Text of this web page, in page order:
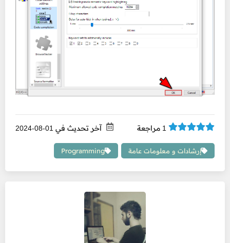
1 مراجعة آخر تحديث في 01-08-2024
إرشادات و معلومات عامة Programming